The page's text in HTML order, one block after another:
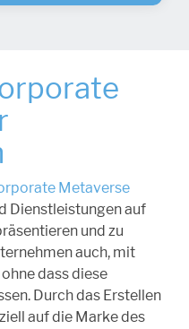
Metaverse
Dienstleistungen auf
und zu
auch, mit
dass diese
Durch das Erstellen
auf die Marke des